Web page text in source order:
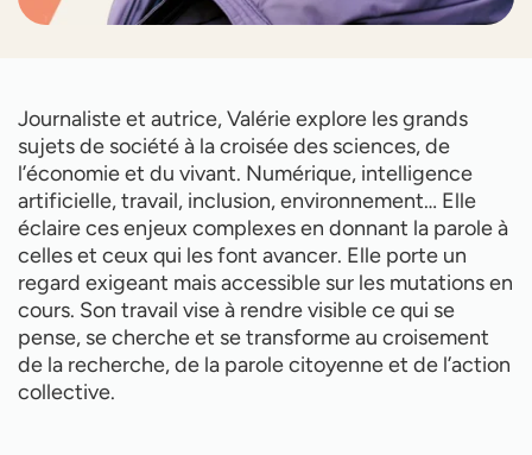
Journaliste et autrice, Valérie explore les grands
sujets de société à la croisée des sciences, de
l’économie et du vivant. Numérique, intelligence
artificielle, travail, inclusion, environnement… Elle
éclaire ces enjeux complexes en donnant la parole à
celles et ceux qui les font avancer. Elle porte un
regard exigeant mais accessible sur les mutations en
cours. Son travail vise à rendre visible ce qui se
pense, se cherche et se transforme au croisement
de la recherche, de la parole citoyenne et de l’action
collective.